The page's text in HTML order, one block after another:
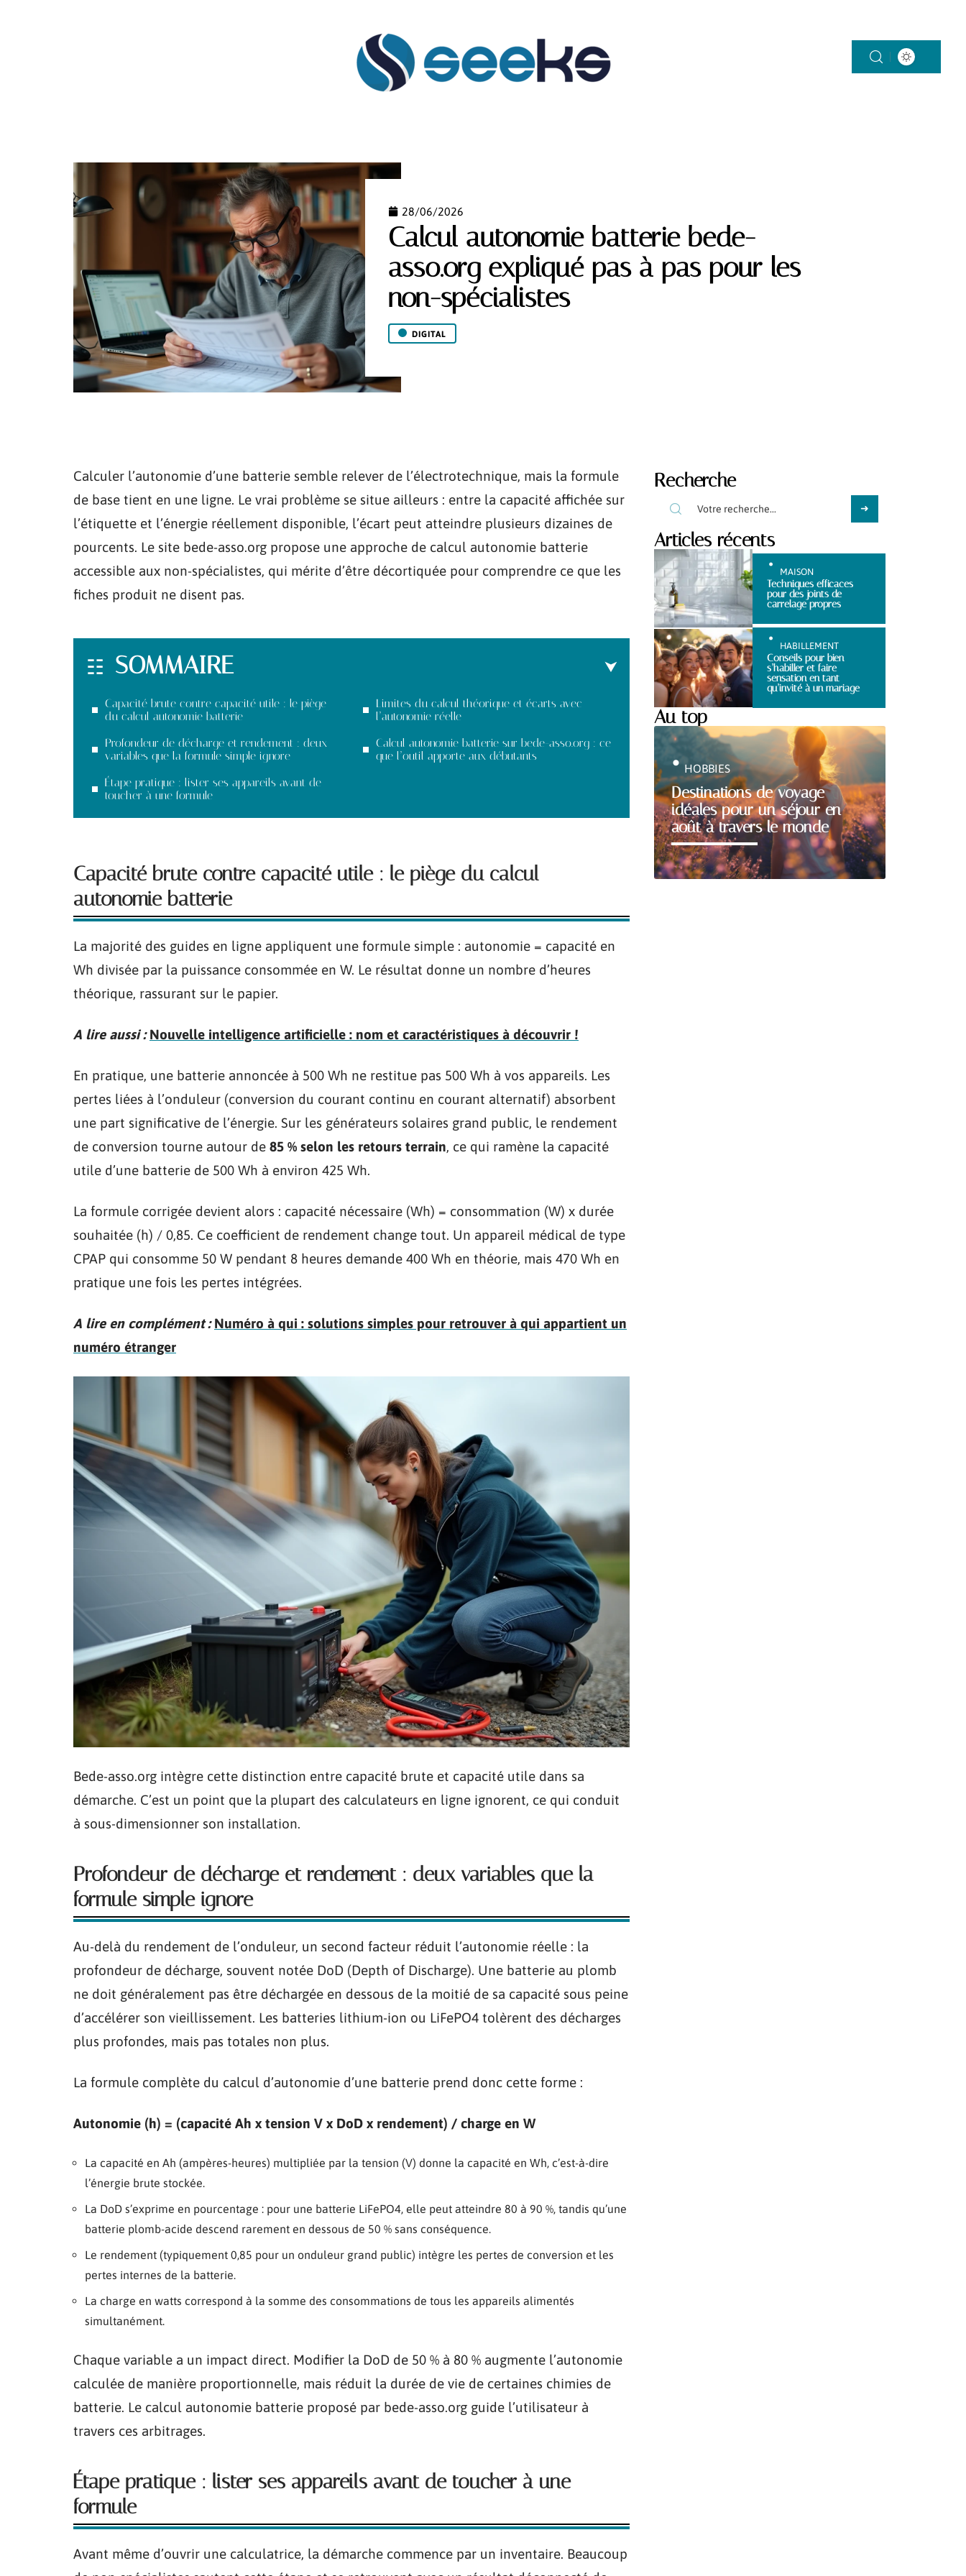
28/06/2026
Calcul autonomie batterie bede-
asso.org expliqué pas à pas pour les
non-spécialistes
DIGITAL
Calculer l’autonomie d’une batterie semble relever de l’électrotechnique, mais la formule
de base tient en une ligne. Le vrai problème se situe ailleurs : entre la capacité affichée sur
l’étiquette et l’énergie réellement disponible, l’écart peut atteindre plusieurs dizaines de
pourcents. Le site bede-asso.org propose une approche de calcul autonomie batterie
accessible aux non-spécialistes, qui mérite d’être décortiquée pour comprendre ce que les
fiches produit ne disent pas.
SOMMAIRE
Capacité brute contre capacité utile : le piège
du calcul autonomie batterie
Profondeur de décharge et rendement : deux
variables que la formule simple ignore
Étape pratique : lister ses appareils avant de
toucher à une formule
Limites du calcul théorique et écarts avec
l’autonomie réelle
Calcul autonomie batterie sur bede-asso.org : ce
que l’outil apporte aux débutants
Capacité brute contre capacité utile : le piège du calcul
autonomie batterie
La majorité des guides en ligne appliquent une formule simple : autonomie = capacité en
Wh divisée par la puissance consommée en W. Le résultat donne un nombre d’heures
théorique, rassurant sur le papier.
A lire aussi : Nouvelle intelligence artificielle : nom et caractéristiques à découvrir !
En pratique, une batterie annoncée à 500 Wh ne restitue pas 500 Wh à vos appareils. Les
pertes liées à l’onduleur (conversion du courant continu en courant alternatif) absorbent
une part significative de l’énergie. Sur les générateurs solaires grand public, le rendement
de conversion tourne autour de 85 % selon les retours terrain, ce qui ramène la capacité
utile d’une batterie de 500 Wh à environ 425 Wh.
La formule corrigée devient alors : capacité nécessaire (Wh) = consommation (W) x durée
souhaitée (h) / 0,85. Ce coefficient de rendement change tout. Un appareil médical de type
CPAP qui consomme 50 W pendant 8 heures demande 400 Wh en théorie, mais 470 Wh en
pratique une fois les pertes intégrées.
A lire en complément : Numéro à qui : solutions simples pour retrouver à qui appartient un
numéro étranger
Bede-asso.org intègre cette distinction entre capacité brute et capacité utile dans sa
démarche. C’est un point que la plupart des calculateurs en ligne ignorent, ce qui conduit
à sous-dimensionner son installation.
Profondeur de décharge et rendement : deux variables que la
formule simple ignore
Au-delà du rendement de l’onduleur, un second facteur réduit l’autonomie réelle : la
profondeur de décharge, souvent notée DoD (Depth of Discharge). Une batterie au plomb
ne doit généralement pas être déchargée en dessous de la moitié de sa capacité sous peine
d’accélérer son vieillissement. Les batteries lithium-ion ou LiFePO4 tolèrent des décharges
plus profondes, mais pas totales non plus.
La formule complète du calcul d’autonomie d’une batterie prend donc cette forme :
Autonomie (h) = (capacité Ah x tension V x DoD x rendement) / charge en W
La capacité en Ah (ampères-heures) multipliée par la tension (V) donne la capacité en Wh, c’est-à-dire
l’énergie brute stockée.
La DoD s’exprime en pourcentage : pour une batterie LiFePO4, elle peut atteindre 80 à 90 %, tandis qu’une
batterie plomb-acide descend rarement en dessous de 50 % sans conséquence.
Le rendement (typiquement 0,85 pour un onduleur grand public) intègre les pertes de conversion et les
pertes internes de la batterie.
La charge en watts correspond à la somme des consommations de tous les appareils alimentés
simultanément.
Chaque variable a un impact direct. Modifier la DoD de 50 % à 80 % augmente l’autonomie
calculée de manière proportionnelle, mais réduit la durée de vie de certaines chimies de
batterie. Le calcul autonomie batterie proposé par bede-asso.org guide l’utilisateur à
travers ces arbitrages.
Étape pratique : lister ses appareils avant de toucher à une
formule
Avant même d’ouvrir une calculatrice, la démarche commence par un inventaire. Beaucoup
Recherche
Articles récents
MAISON
Techniques efficaces
pour des joints de
carrelage propres
HABILLEMENT
Conseils pour bien
s’habiller et faire
sensation en tant
qu’invité à un mariage
Au top
Destinations de voyage
idéales pour un séjour en
août à travers le monde
HOBBIES